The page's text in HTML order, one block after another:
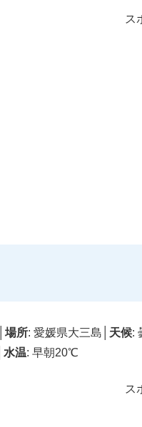
ス
場所: 愛媛県大三島│ 天候:
水温: 早朝20℃
ス